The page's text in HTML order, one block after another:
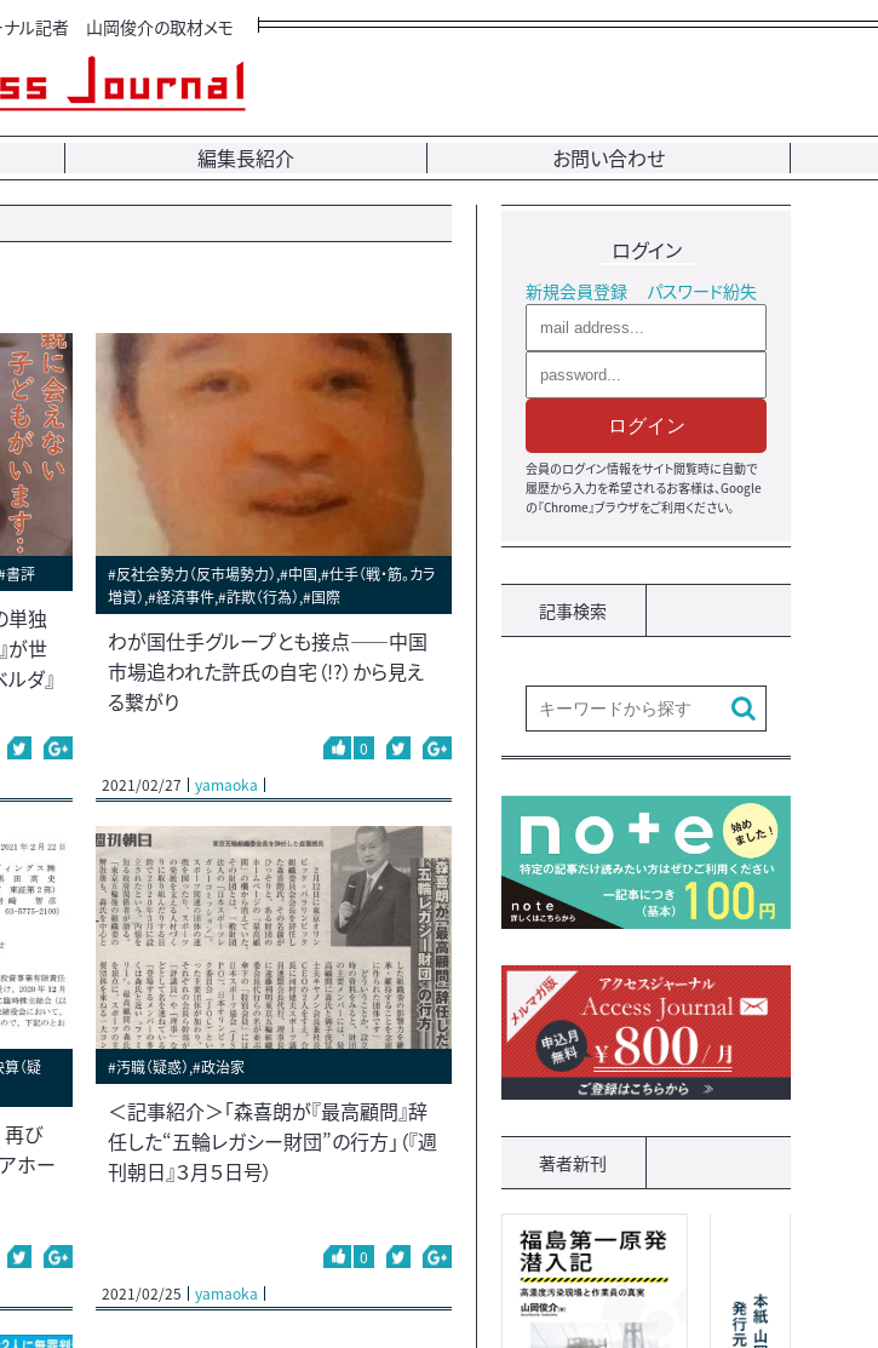
ナル記者 山岡俊介の取材メモ
編集長紹介 お問い合わせ
書評
単独
が世
ダ』
#反社会勢力（反市場勢力）,#中国,#仕手（戦・筋。カラ
増資）,#経済事件,#詐欺（行為）,#国際
わが国仕手グループとも接点――中国
市場追われた許氏の自宅（!?）から見え
る繋がり
0
2021/02/27
yamaoka
（疑
び
ホー
#汚職（疑惑）,#政治家
＜記事紹介＞「森喜朗が『最高顧問』辞
任した“五輪レガシー財団”の行方」（『週
刊朝日』３月５日号）
0
2021/02/25
yamaoka
ログイン
新規会員登録 パスワード紛失
ログイン
会員のログイン情報をサイト閲覧時に自動で
履歴から入力を希望されるお客様は、Google
の『Chrome』ブラウザをご利用ください。
記事検索
著者新刊